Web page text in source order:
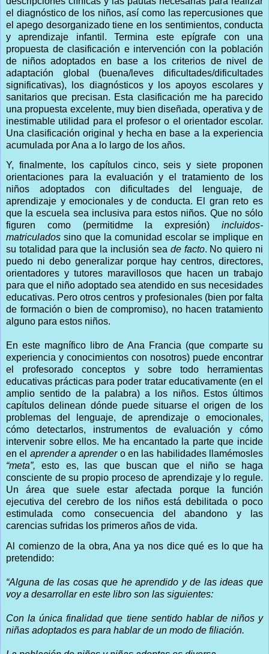
el diagnóstico de los niños, así como las repercusiones que
el apego desorganizado tiene en los sentimientos, conducta
y aprendizaje infantil. Termina este epígrafe con una
propuesta de clasificación e intervención con la población
de niños adoptados en base a los criterios de nivel de
adaptación global (buena/leves dificultades/dificultades
significativas), los diagnósticos y los apoyos escolares y
sanitarios que precisan. Esta clasificación me ha parecido
una propuesta excelente, muy bien diseñada, operativa y de
inestimable utilidad para el profesor o el orientador escolar.
Una clasificación original y hecha en base a la experiencia
acumulada por Ana a lo largo de los años.
Y, finalmente, los capítulos cinco, seis y siete proponen
orientaciones para la evaluación y el tratamiento de los
niños adoptados con dificultades del lenguaje, de
aprendizaje y emocionales y de conducta. El gran reto es
que la escuela sea inclusiva para estos niños. Que no sólo
figuren como (permitidme la expresión) incluidos-
matriculados sino que la comunidad escolar se implique en
su totalidad para que la inclusión sea de facto. No quiero ni
puedo ni debo generalizar porque hay centros, directores,
orientadores y tutores maravillosos que hacen un trabajo
para que el niño adoptado sea atendido en sus necesidades
educativas. Pero otros centros y profesionales (bien por falta
de formación o bien de compromiso), no hacen tratamiento
alguno para estos niños.
En este magnífico libro de Ana Francia (que comparte su
experiencia y conocimientos con nosotros) puede encontrar
el profesorado conceptos y sobre todo herramientas
educativas prácticas para poder tratar educativamente (en el
amplio sentido de la palabra) a los niños. Estos últimos
capítulos delinean dónde puede situarse el origen de los
problemas del lenguaje, de aprendizaje o emocionales,
cómo detectarlos, instrumentos de evaluación y cómo
intervenir sobre ellos. Me ha encantado la parte que incide
en el aprender a aprendero en las habilidades llamémosles
“meta”, esto es, las que buscan que el niño se haga
consciente de su propio proceso de aprendizaje y lo regule.
Un área que suele estar afectada porque la función
ejecutiva del cerebro de los niños está debilitada o poco
estimulada como consecuencia del abandono y las
carencias sufridas los primeros años de vida.
Al comienzo de la obra, Ana ya nos dice qué es lo que ha
pretendido:
“Alguna de las cosas que he aprendido y de las ideas que
voy a desarrollar en este libro son las siguientes:
Con la única finalidad que tiene sentido hablar de niños y
niñas adoptados es para hablar de un modo de filiación.